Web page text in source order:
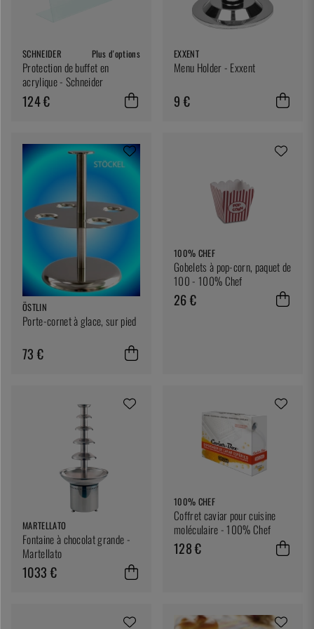
SCHNEIDER Plus d'options
Protection de buffet en
acrylique - Schneider
124 €
EXXENT
Menu Holder - Exxent
9 €
ÖSTLIN
Porte-cornet à glace, sur pied
73 €
100% CHEF
Gobelets à pop-corn, paquet de
100 - 100% Chef
26 €
MARTELLATO
Fontaine à chocolat grande -
Martellato
1033 €
100% CHEF
Coffret caviar pour cuisine
moléculaire - 100% Chef
128 €